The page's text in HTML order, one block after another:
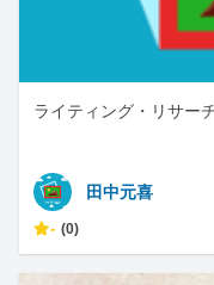
ライティング・リサー
田中元喜
- (0)